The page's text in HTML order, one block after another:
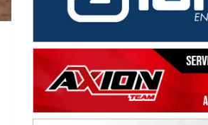
Rufino (Santa Fe)
Juan Navarro (Asfalto)
El Timbó (Tucumán)